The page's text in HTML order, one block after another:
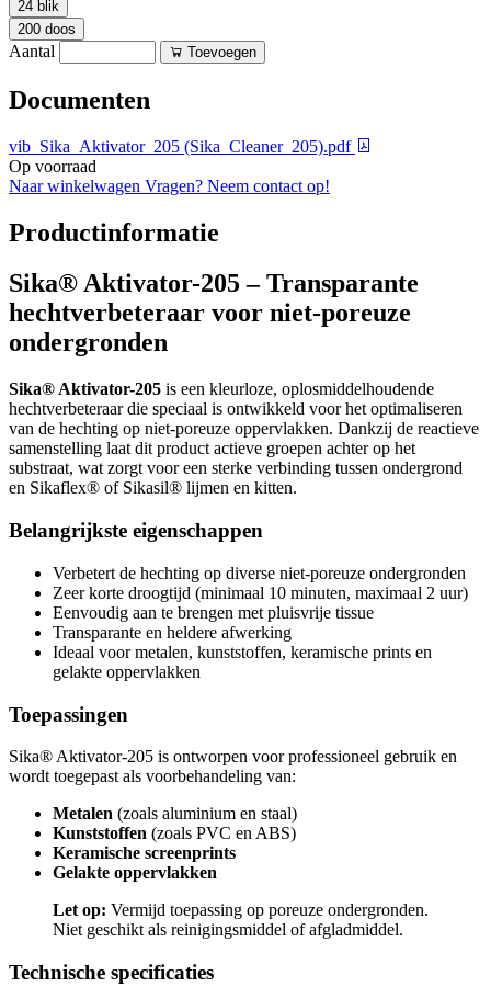
24 blik
200 doos
Aantal Toevoegen
Documenten
vib_Sika_Aktivator_205 (Sika_Cleaner_205).pdf
Op voorraad
Naar winkelwagen Vragen? Neem contact op!
Productinformatie
Sika® Aktivator-205 – Transparante
hechtverbeteraar voor niet-poreuze
ondergronden
Sika® Aktivator-205 is een kleurloze, oplosmiddelhoudende
hechtverbeteraar die speciaal is ontwikkeld voor het optimaliseren
van de hechting op niet-poreuze oppervlakken. Dankzij de reactieve
samenstelling laat dit product actieve groepen achter op het
substraat, wat zorgt voor een sterke verbinding tussen ondergrond
en Sikaflex® of Sikasil® lijmen en kitten.
Belangrijkste eigenschappen
Verbetert de hechting op diverse niet-poreuze ondergronden
Zeer korte droogtijd (minimaal 10 minuten, maximaal 2 uur)
Eenvoudig aan te brengen met pluisvrije tissue
Transparante en heldere afwerking
Ideaal voor metalen, kunststoffen, keramische prints en
gelakte oppervlakken
Toepassingen
Sika® Aktivator-205 is ontworpen voor professioneel gebruik en
wordt toegepast als voorbehandeling van:
Metalen (zoals aluminium en staal)
Kunststoffen (zoals PVC en ABS)
Keramische screenprints
Gelakte oppervlakken
Let op: Vermijd toepassing op poreuze ondergronden.
Niet geschikt als reinigingsmiddel of afgladmiddel.
Technische specificaties